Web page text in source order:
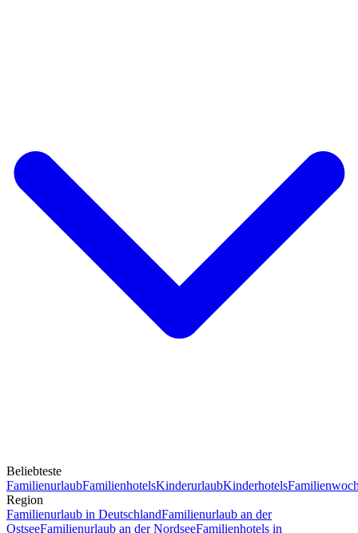
Beliebteste
FamilienurlaubFamilienhotelsKinderurlaubKinderhotels
Region
Familienurlaub in DeutschlandFamilienurlaub an der
OstseeFamilienurlaub an der NordseeFamilienhotels in